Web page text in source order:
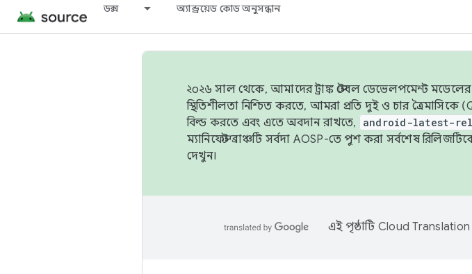
ডক্স অ্যান্ড্রয়েড কোড অনুসন্ধান
২০২৬ সাল থেকে, আমাদের ট্রাঙ্ক স্টেবল ডেভেলপমেন্ট মডেলের
স্থিতিশীলতা নিশ্চিত করতে, আমরা প্রতি দুই ও চার
বিল্ড করতে এবং এতে অবদান রাখতে,
android-latest-
ম্যানিফেস্ট ব্রাঞ্চটি সর্বদা AOSP-তে পুশ করা সর্বশেষ
দেখুন।
এই পৃষ্ঠাটি Cloud Translation